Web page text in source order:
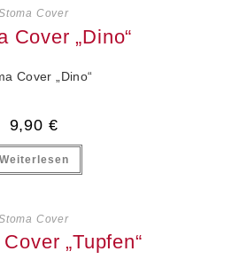
Cover
Cover „Dino“
9,90 €
Weiterlesen
Cover